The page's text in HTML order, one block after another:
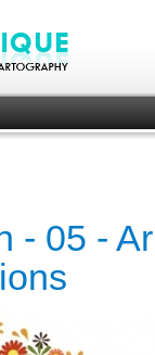
- 05 -